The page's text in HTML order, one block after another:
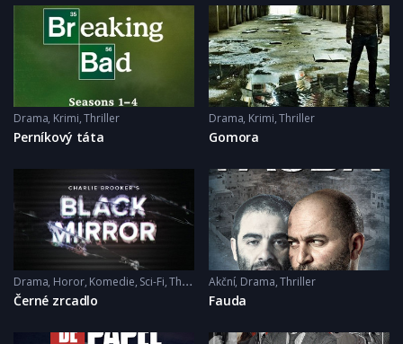
Drama, Krimi,Thriller
Perníkový táta
Drama, Krimi,Thriller
Gomora
Drama, Horor, Komedie, Sci-Fi,Thriller
Černé zrcadlo
Akční, Drama,Thriller
Fauda